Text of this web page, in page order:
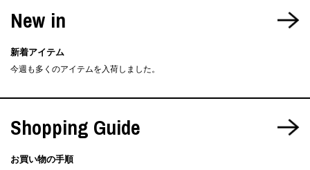
New in
新着アイテム
今週も多くのアイテムを入荷しました。
Shopping Guide
お買い物の手順